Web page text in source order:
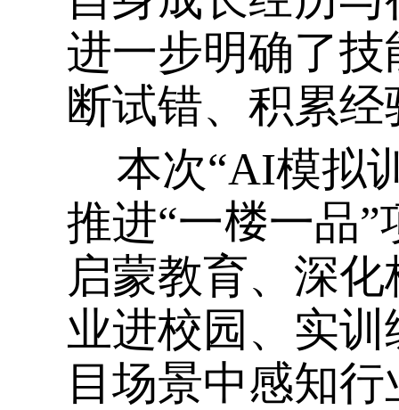
进一步明确了
断试错、积累
本次“AI模拟
推进“一楼一品”
启蒙教育、深
业进校园、实
目场景中感知